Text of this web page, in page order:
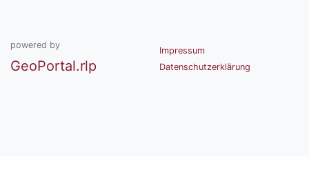
powered by
GeoPortal.rlp
Impressum
Datenschutzerklärung